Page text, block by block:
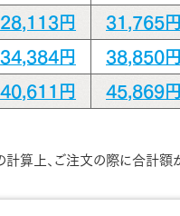
28,113円 31,765円
34,384円 38,850円
40,611円 45,869円
算上、ご注文の際に合計額